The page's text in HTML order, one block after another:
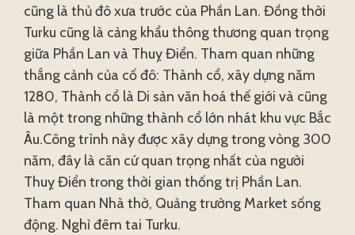
cũng là thủ đô xưa trước của Phần Lan. Đồng thời
Turku cũng là cảng khẩu thông thương quan trọng
giữa Phần Lan và Thuỵ Điển. Tham quan những
thắng cảnh của cố đô: Thành cổ, xây dựng năm
1280, Thành cổ là Di sản văn hoá thế giới và cũng
là một trong những thành cổ lớn nhát khu vực Bắc
Âu.Công trình này được xây dựng trong vòng 300
năm, đây là căn cứ quan trọng nhất của người
Thuỵ Điển trong thời gian thống trị Phần Lan.
Tham quan Nhà thờ, Quảng trường Market sống
động. Nghỉ đêm tai Turku.